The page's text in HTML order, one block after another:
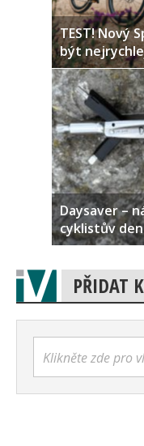
TEST! Nový
být
Daysaver –
cyklistův den
PŘIDAT
Klikněte zde pro